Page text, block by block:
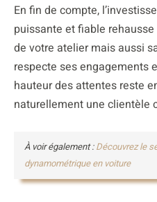
En fin de compte,
puissante et fiable
de votre atelier mais aussi
respecte ses engagements
hauteur des attentes reste
naturellement une clientèle
À voir également :Découvrez le
dynamométrique en voiture